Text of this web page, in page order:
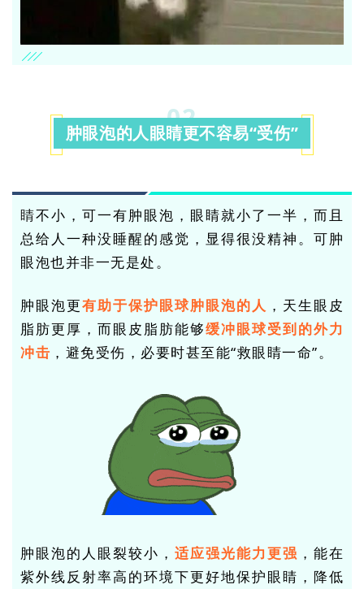
02
肿眼泡的人眼睛更不容易“受伤”
睛不小，可一有肿眼泡，眼睛就小了一半，而且
总给人一种没睡醒的感觉，显得很没精神。可肿
眼泡也并非一无是处。
肿眼泡更有助于保护眼球肿眼泡的人 ，天生眼皮
脂肪更厚，而眼皮脂肪能够缓冲眼球受到的外力
冲击 ，避免受伤，必要时甚至能“救眼睛一命”。
肿眼泡的人眼裂较小， 适应强光能力更强 ，能在
紫外线反射率高的环境下更好地保护眼睛 ，降低